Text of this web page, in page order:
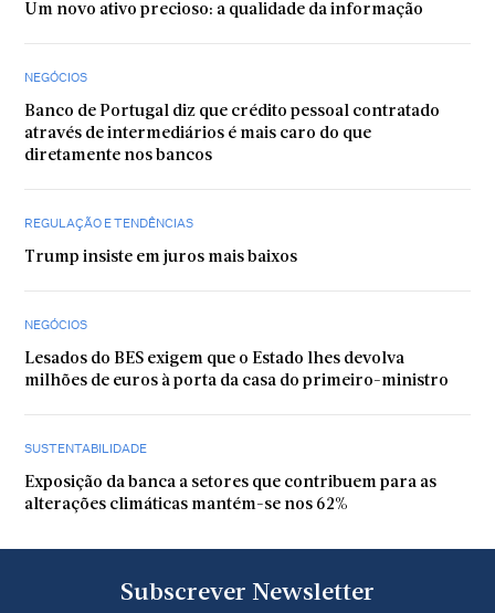
Um novo ativo precioso: a qualidade da informação
NEGÓCIOS
Banco de Portugal diz que crédito pessoal contratado
através de intermediários é mais caro do que
diretamente nos bancos
REGULAÇÃO E TENDÊNCIAS
Trump insiste em juros mais baixos
NEGÓCIOS
Lesados do BES exigem que o Estado lhes devolva
milhões de euros à porta da casa do primeiro-ministro
SUSTENTABILIDADE
Exposição da banca a setores que contribuem para as
alterações climáticas mantém-se nos 62%
Subscrever Newsletter